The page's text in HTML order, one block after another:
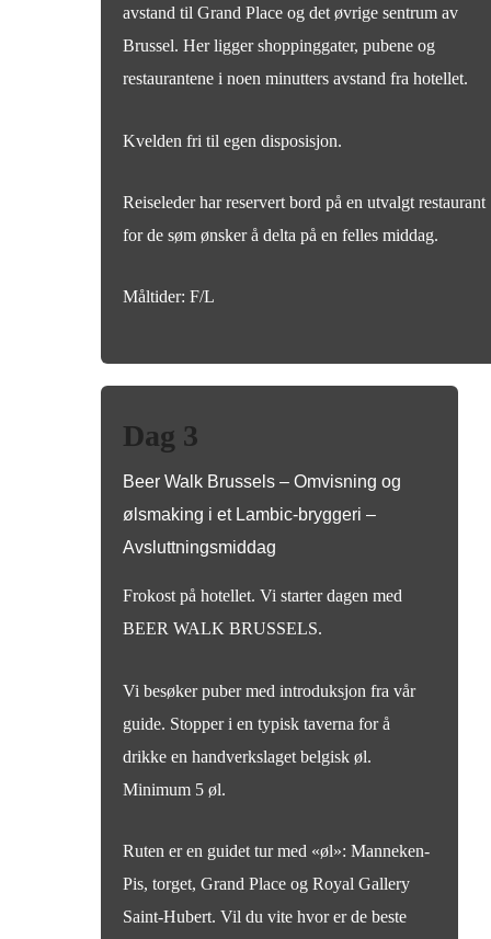
avstand til Grand Place og det øvrige sentrum av
Brussel. Her ligger shoppinggater, pubene og
restaurantene i noen minutters avstand fra hotellet.
Kvelden fri til egen disposisjon.
Reiseleder har reservert bord på en utvalgt restaurant
for de søm ønsker å delta på en felles middag.
Måltider: F/L
Dag 3
Beer Walk Brussels – Omvisning og
ølsmaking i et Lambic-bryggeri –
Avsluttningsmiddag
Frokost på hotellet. Vi starter dagen med
BEER WALK BRUSSELS.
Vi besøker puber med introduksjon fra vår
guide. Stopper i en typisk taverna for å
drikke en handverkslaget belgisk øl.
Minimum 5 øl.
Ruten er en guidet tur med «øl»: Manneken-
Pis, torget, Grand Place og Royal Gallery
Saint-Hubert. Vil du vite hvor er de beste